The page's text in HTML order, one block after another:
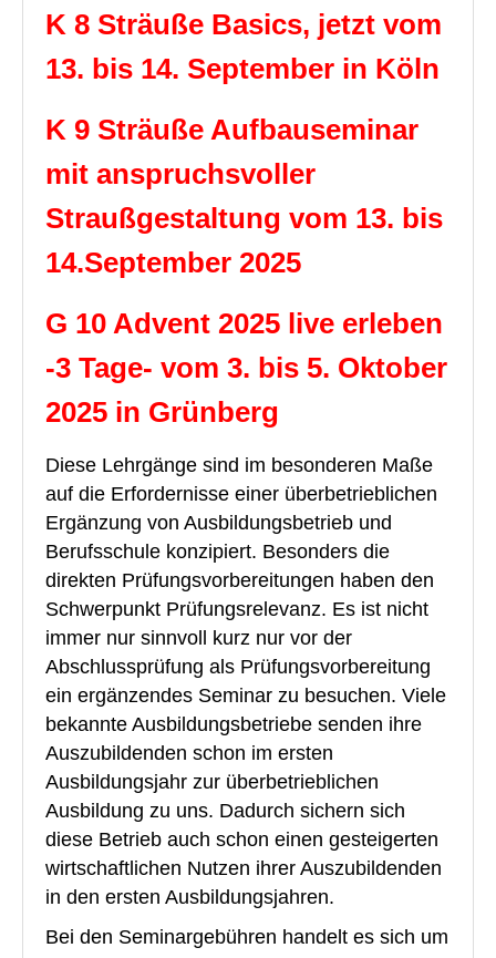
Partner und Empfehlungen
Kontakt
K 8 Sträuße Basics, jetzt vom
13. bis 14. September in Köln
K 9 Sträuße Aufbauseminar
mit anspruchsvoller
Straußgestaltung vom 13. bis
14.September 2025
G 10 Advent 2025 live erleben
-3 Tage- vom 3. bis 5. Oktober
2025 in Grünberg
Diese Lehrgänge sind im besonderen Maße
auf die Erfordernisse einer überbetrieblichen
Ergänzung von Ausbildungsbetrieb und
Berufsschule konzipiert. Besonders die
direkten Prüfungsvorbereitungen haben den
Schwerpunkt Prüfungsrelevanz. Es ist nicht
immer nur sinnvoll kurz nur vor der
Abschlussprüfung als Prüfungsvorbereitung
ein ergänzendes Seminar zu besuchen. Viele
bekannte Ausbildungsbetriebe senden ihre
Auszubildenden schon im ersten
Ausbildungsjahr zur überbetrieblichen
Ausbildung zu uns. Dadurch sichern sich
diese Betrieb auch schon einen gesteigerten
wirtschaftlichen Nutzen ihrer Auszubildenden
in den ersten Ausbildungsjahren.
Bei den Seminargebühren handelt es sich um